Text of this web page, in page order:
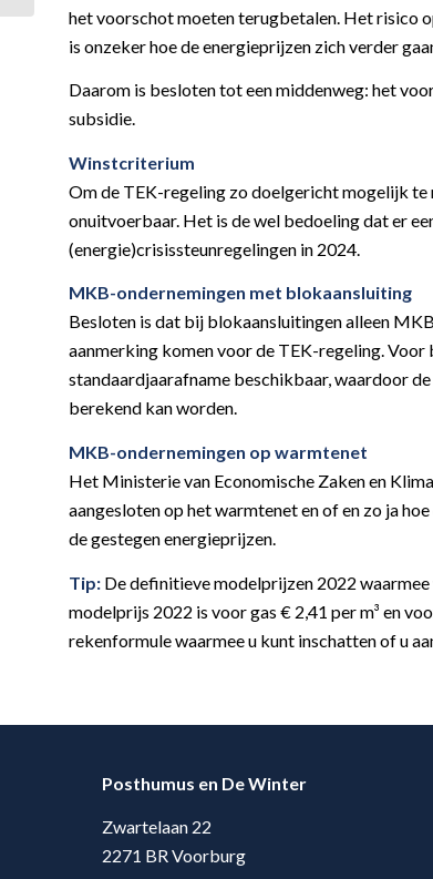
het voorschot moeten terugbetalen. Het risico
is onzeker hoe de energieprijzen zich verder
Daarom is besloten tot een middenweg: het
subsidie.
Winstcriterium
Om de TEK-regeling zo doelgericht mogelijk
onuitvoerbaar. Het is de wel bedoeling dat er
(energie)crisissteunregelingen in 2024.
MKB-ondernemingen met blokaansluiting
Besloten is dat bij blokaansluitingen alleen
aanmerking komen voor de TEK-regeling.
standaardjaarafname beschikbaar, waardoor
berekend kan worden.
MKB-ondernemingen op warmtenet
Het Ministerie van Economische Zaken en
aangesloten op het warmtenet en of en zo ja
de gestegen energieprijzen.
Tip: De definitieve modelprijzen 2022
modelprijs 2022 is voor gas € 2,41 per m³ en
rekenformule waarmee u kunt inschatten of u
Posthumus en De Winter
Zwartelaan 22
2271 BR Voorburg